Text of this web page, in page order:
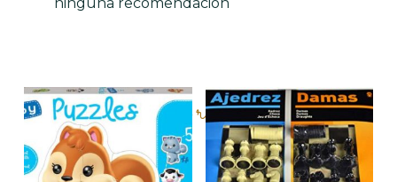
Productos relacionados